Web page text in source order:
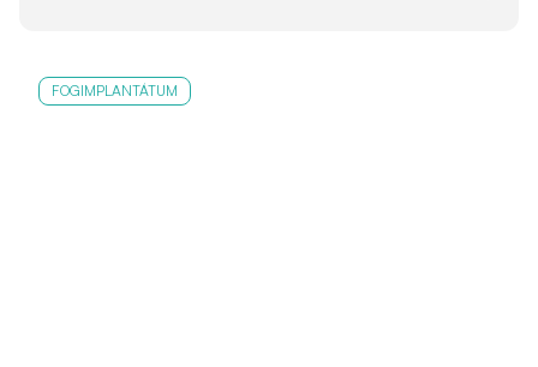
FOGIMPLANTÁTUM